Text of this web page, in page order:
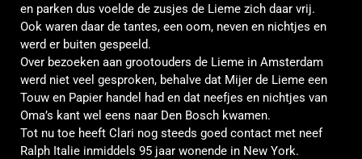
en parken dus voelde de zusjes de Lieme zich daar vrij.
Ook waren daar de tantes, een oom, neven en nichtjes en
werd er buiten gespeeld.
Over bezoeken aan grootouders de Lieme in Amsterdam
werd niet veel gesproken, behalve dat Mijer de Lieme een
Touw en Papier handel had en dat neefjes en nichtjes van
Oma’s kant wel eens naar Den Bosch kwamen.
Tot nu toe heeft Clari nog steeds goed contact met neef
Ralph Italie inmiddels 95 jaar wonende in New York.